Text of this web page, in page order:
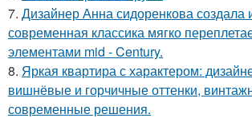
7. Дизайнер Анна сидоренкова создала
современная классика мягко
элементами mid - Century.
8. Яркая квартира с характером:
вишнёвые и горчичные оттенки,
современные решения.